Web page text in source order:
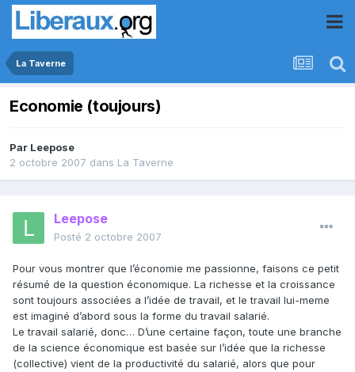
La Taverne
Economie (toujours)
Par Leepose
2 octobre 2007 dans La Taverne
Leepose
Posté 2 octobre 2007
Pour vous montrer que l’économie me passionne, faisons ce petit
résumé de la question économique. La richesse et la croissance
sont toujours associées a l’idée de travail, et le travail lui-meme
est imaginé d’abord sous la forme du travail salarié.
Le travail salarié, donc… D’une certaine façon, toute une branche
de la science économique est basée sur l’idée que la richesse
(collective) vient de la productivité du salarié, alors que pour